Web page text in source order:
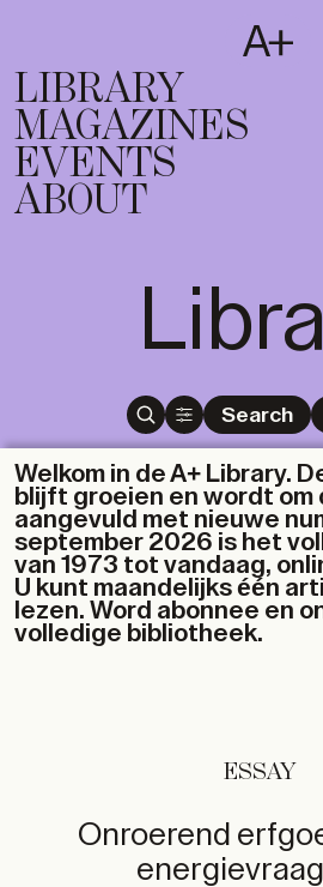
T
EN FR
LIBRARY
MAGAZINES
EVENTS
ABOUT
Search
Welkom in de A+ Library.
blijft groeien en wordt om
aangevuld met nieuwe
september 2026 is het
van 1973 tot vandaag,
U kunt maandelijks één
lezen. Word abonnee en
volledige bibliotheek.
ESSAY
Onroerend